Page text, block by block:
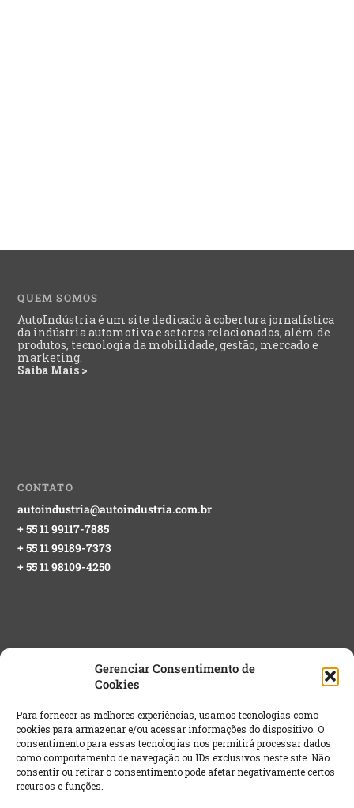
Gerenciar Consentimento de
Cookies
Para fornecer as melhores experiências, usamos tecnologias como
cookies para armazenar e/ou acessar informações do dispositivo. O
consentimento para essas tecnologias nos permitirá processar dados
como comportamento de navegação ou IDs exclusivos neste site. Não
consentir ou retirar o consentimento pode afetar negativamente certos
recursos e funções.
QUEM SOMOS
AutoIndústria é um site dedicado à cobertura jornalística
da indústria automotiva e setores relacionados, além de
produtos, tecnologia da mobilidade, gestão, mercado e
marketing.
Saiba Mais >
CONTATO
autoindustria@autoindustria.com.br
+ 55 11 99117-7885
+ 55 11 99189-7373
+ 55 11 98109-4250
Email*